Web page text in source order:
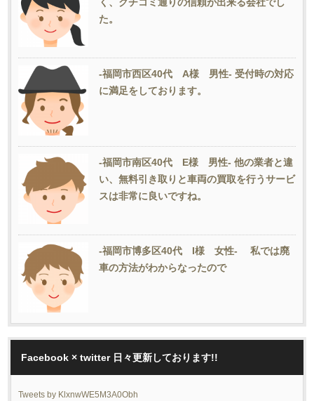
く、クチコミ通りの信頼が出来る会社でし
た。
-福岡市西区40代 A様 男性- 受付時の対応
に満足をしております。
-福岡市南区40代 E様 男性- 他の業者と違
い、無料引き取りと車両の買取を行うサービ
スは非常に良いですね。
-福岡市博多区40代 I様 女性- 私では廃
車の方法がわからなったので
Facebook × twitter 日々更新しております!!
Tweets by KlxnwWE5M3A0Obh